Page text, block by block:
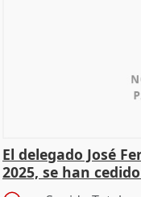
El delegado José
2025, se han